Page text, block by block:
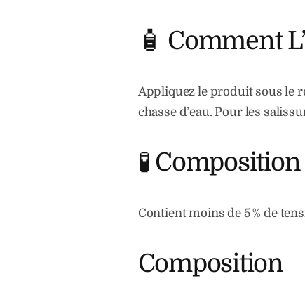
🧴 Comment
Appliquez le produit sous le
chasse d’eau. Pour les
🧪 Composition
Contient moins de 5 % de
Composition